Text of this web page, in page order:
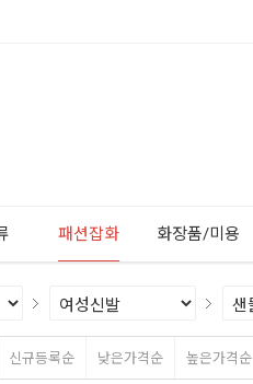
패션잡화 화장품/미용
신규등록순 낮은가격순 높은가격순